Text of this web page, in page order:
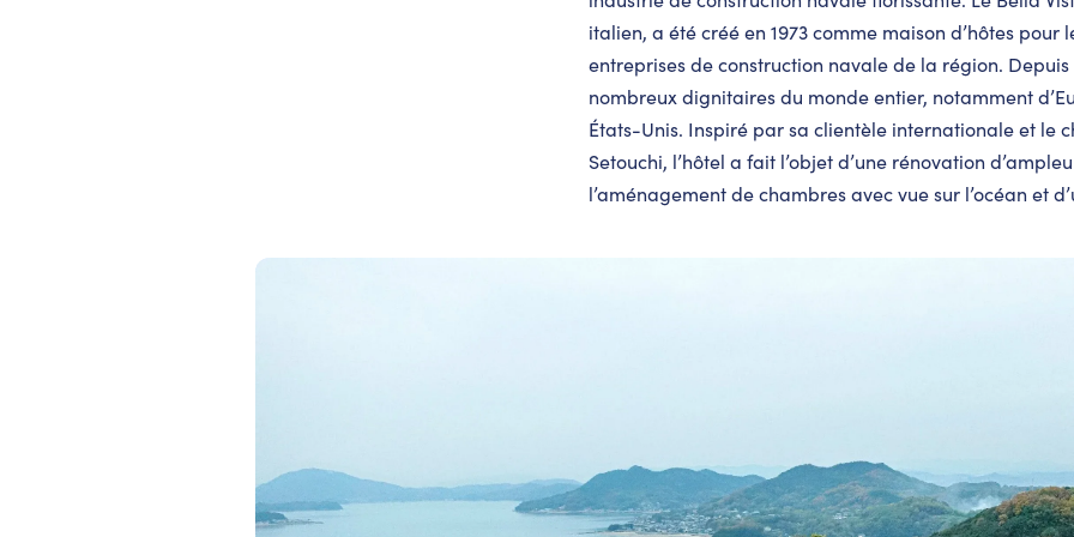
italien, a été créé en 1973 comme maison d’hôtes pour
entreprises de construction navale de la région.
nombreux dignitaires du monde entier, notamment
États-Unis. Inspiré par sa clientèle internationale et le
Setouchi, l’hôtel a fait l’objet d’une rénovation
l’aménagement de chambres avec vue sur l’océan et